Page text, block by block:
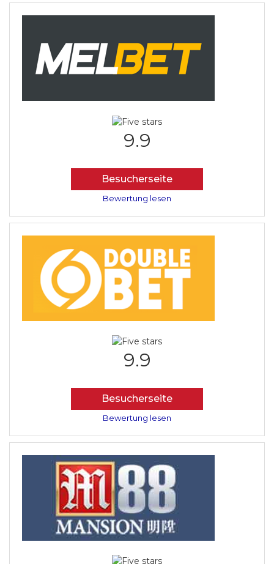
9.9
Besucherseite
Bewertung lesen
9.9
Besucherseite
Bewertung lesen